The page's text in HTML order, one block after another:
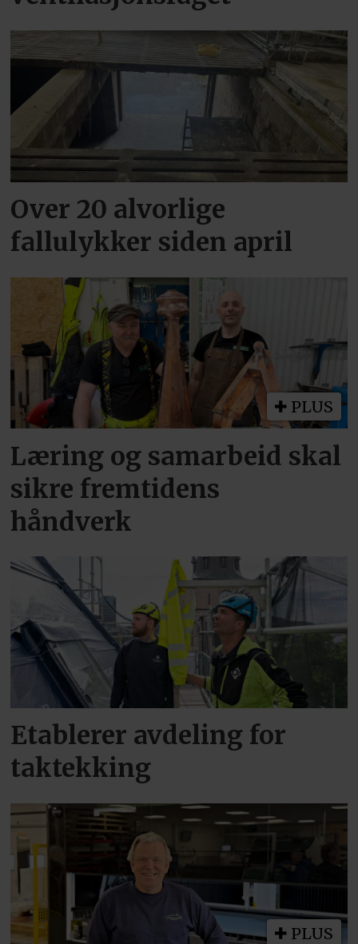
Over 20 alvorlige
fallulykker siden april
PLUS
Læring og samarbeid skal
sikre fremtidens
håndverk
Etablerer avdeling for
taktekking
PLUS